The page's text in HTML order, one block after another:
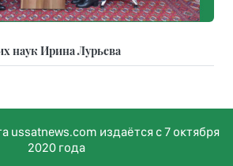
наук Ирина Лурьева
ussatnews.com издаётся с 7 октября
2020 года